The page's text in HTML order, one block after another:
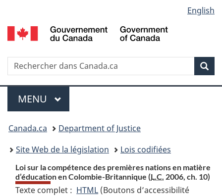
au
contenu
propos
de
la
HTML
simplifiée
selection
English
Recherche
Menu
MENU PRINCIPAL
You
are
here:
Canada.ca
Department of Justice
Site Web de la législation
Lois codifiées
Loi sur la compétence des premières nations en matière
d’éducation en Colombie-Britannique (L.C. 2006, ch. 10)
Texte complet : HTML Texte
(Boutons d’accessibilité